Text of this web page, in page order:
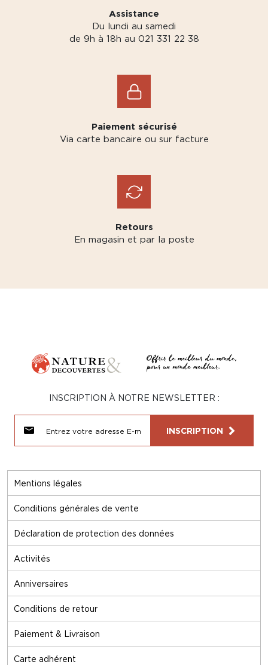
Assistance
Du lundi au samedi
de 9h à 18h au 021 331 22 38
Paiement sécurisé
Via carte bancaire ou sur facture
Retours
En magasin et par la poste
Mentions légales
Conditions générales de vente
Déclaration de protection des données
Activités
Anniversaires
Conditions de retour
Paiement & Livraison
Carte adhérent
INSCRIPTION À NOTRE NEWSLETTER :
INSCRIPTION